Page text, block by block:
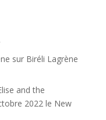
sur Biréli Lagrène
and the
2022 le New